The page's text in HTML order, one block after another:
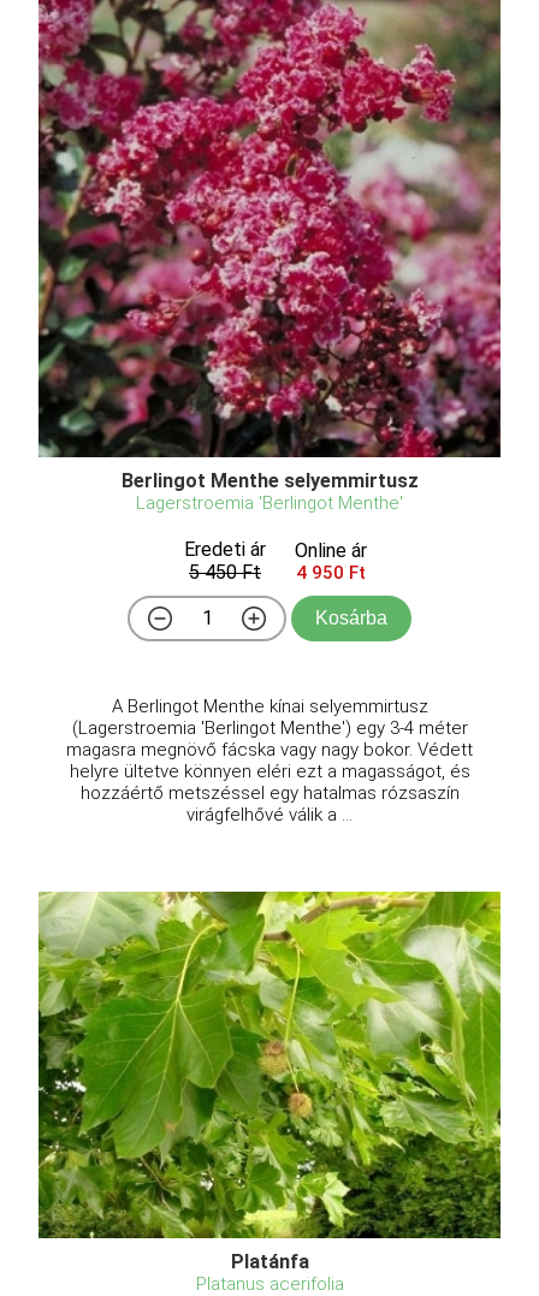
Berlingot Menthe selyemmirtusz
Lagerstroemia 'Berlingot Menthe'
Eredeti ár
5 450 Ft
Online ár
4 950 Ft
Kosárba
A Berlingot Menthe kínai selyemmirtusz
(Lagerstroemia 'Berlingot Menthe') egy 3-4 méter
magasra megnövő fácska vagy nagy bokor. Védett
helyre ültetve könnyen eléri ezt a magasságot, és
hozzáértő metszéssel egy hatalmas rózsaszín
virágfelhővé válik a ...
Platánfa
Platanus acerifolia